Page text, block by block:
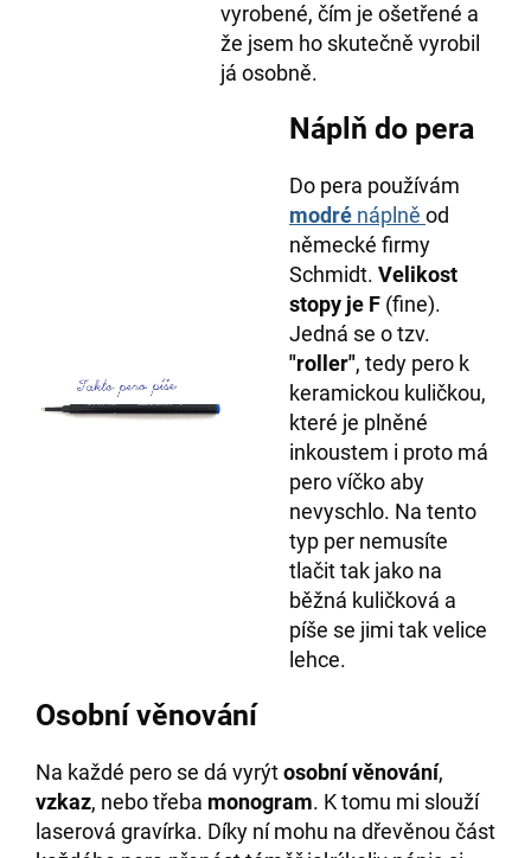
vyrobené, čím je ošetřené a
že jsem ho skutečně vyrobil
já osobně.
Náplň do pera
Do pera používám
modré náplně od
německé firmy
Schmidt. Velikost
stopy je F (fine).
Jedná se o tzv.
"roller", tedy pero k
keramickou kuličkou,
které je plněné
inkoustem i proto má
pero víčko aby
nevyschlo. Na tento
typ per nemusíte
tlačit tak jako na
běžná kuličková a
píše se jimi tak velice
lehce.
Osobní věnování
Na každé pero se dá vyrýtosobní věnování,
vzkaz, nebo třeba monogram. K tomu mi slouží
laserová gravírka. Díky ní mohu na dřevěnou část